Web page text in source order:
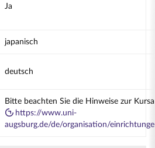
Ja
japanisch
deutsch
Bitte beachten Sie die Hinweise zur
https://www.uni-
augsburg.de/de/organisation/